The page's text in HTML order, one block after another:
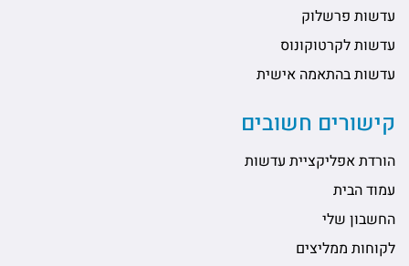
עדשות פרשלוק
עדשות לקרטוקונוס
עדשות בהתאמה אישית
קישורים חשובים
הורדת אפליקציית עדשות
עמוד הבית
החשבון שלי
לקוחות ממליצים